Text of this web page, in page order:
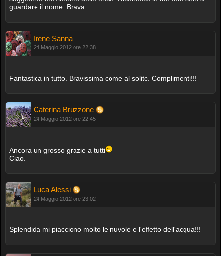
guardare il nome. Brava.
Irene Sanna
24 Maggio 2012 ore 22:38
Fantastica in tutto. Bravissima come al solito. Complimenti!!!
Caterina Bruzzone
24 Maggio 2012 ore 22:45
Ancora un grosso grazie a tutti
Ciao.
Luca Alessi
24 Maggio 2012 ore 23:02
Splendida mi piacciono molto le nuvole e l'effetto dell'acqua!!!